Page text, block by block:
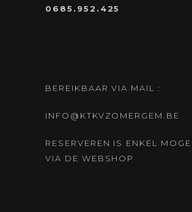
0685.952.425
BEREIKBAAR VIA MAIL :
INFO@KTKVZOMERGEM.BE
RESERVEREN IS ENKEL
VIA DE WEBSHOP